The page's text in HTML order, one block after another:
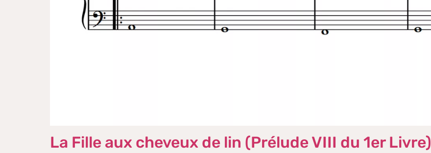
La Fille aux cheveux de lin (Prélude VIII du 1er Livre)